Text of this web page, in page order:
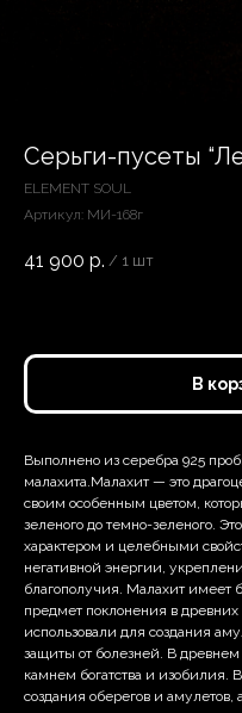
Серьги-пусеты
ELEMENT SOUL
Артикул: МИ-168г
41 900 р. / 1 шт
В
Выполнено из серебра 925
малахита.Малахит — это
своим особенным цветом,
зеленого до темно-зеленого.
характером и целебными
негативной энергии,
благополучия. Малахит имеет
предмет поклонения в
использовали для создания
защиты от болезней. В
камнем богатства и изобилия.
создания оберегов и